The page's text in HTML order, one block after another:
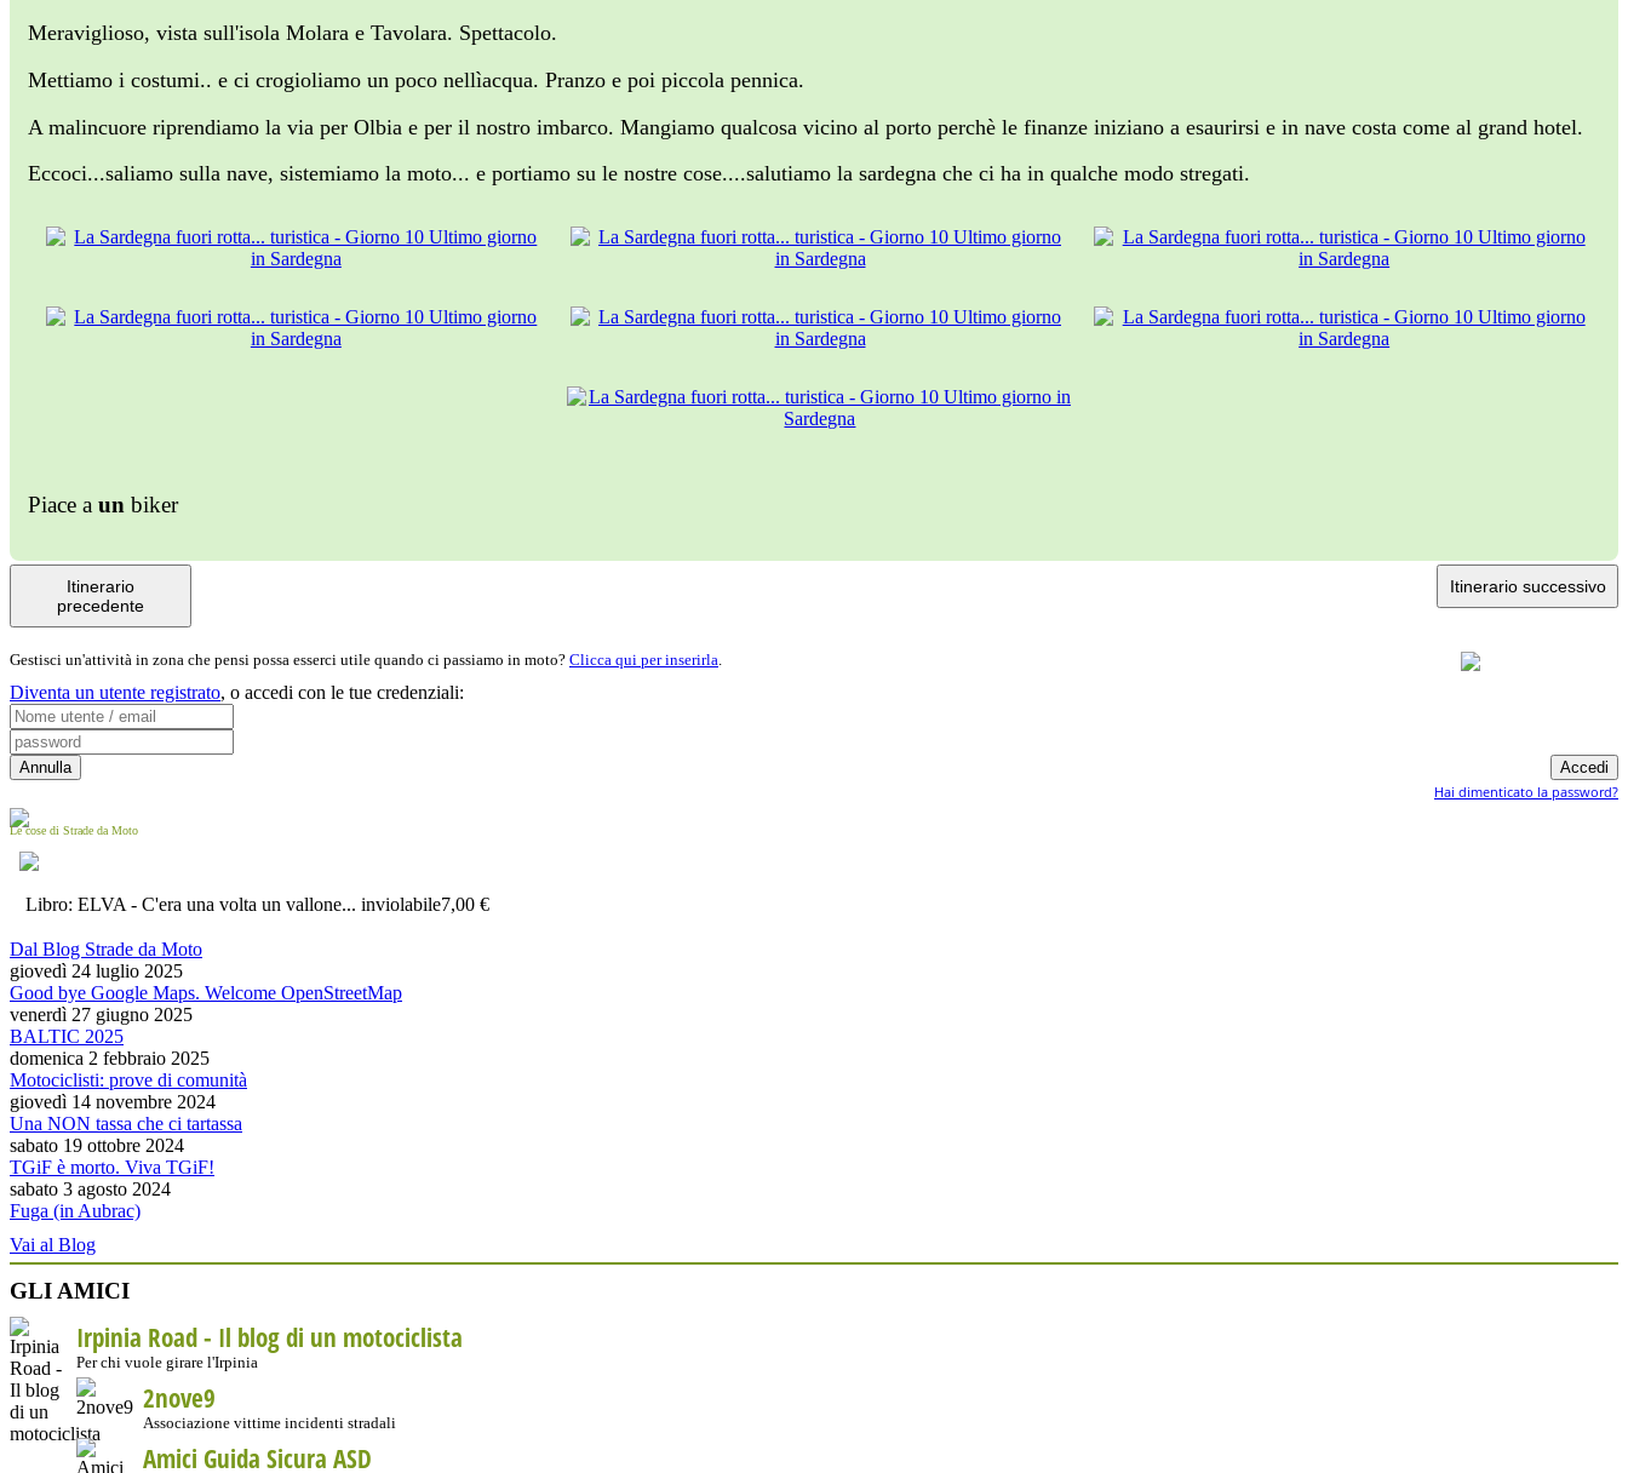
Meraviglioso, vista sull'isola Molara e Tavolara. Spettacolo.
Mettiamo i costumi.. e ci crogioliamo un poco nellìacqua. Pranzo e poi piccola pennica.
A malincuore riprendiamo la via per Olbia e per il nostro imbarco. Mangiamo qualcosa vicino al porto perchè le finanze iniziano a esaurirsi e in nave costa come al grand hotel.
Eccoci...saliamo sulla nave, sistemiamo la moto... e portiamo su le nostre cose....salutiamo la sardegna che ci ha in qualche modo stregati.
Piace a un biker
Itinerario
precedente
Itinerario successivo
Gestisci un'attività in zona che pensi possa esserci utile quando ci passiamo in moto? Clicca qui per inserirla.
Diventa un utente registrato, o accedi con le tue credenziali:
Hai dimenticato la password?
Le cose di Strade da Moto
Libro: ELVA - C'era una volta un vallone... inviolabile7,00 €
Dal Blog Strade da Moto
giovedì 24 luglio 2025
Good bye Google Maps. Welcome OpenStreetMap
venerdì 27 giugno 2025
BALTIC 2025
domenica 2 febbraio 2025
Motociclisti: prove di comunità
giovedì 14 novembre 2024
Una NON tassa che ci tartassa
sabato 19 ottobre 2024
TGiF è morto. Viva TGiF!
sabato 3 agosto 2024
Fuga (in Aubrac)
Vai al Blog
GLI AMICI
Irpinia Road - Il blog di un motociclista
Per chi vuole girare l'Irpinia
2nove9
Associazione vittime incidenti stradali
Amici Guida Sicura ASD